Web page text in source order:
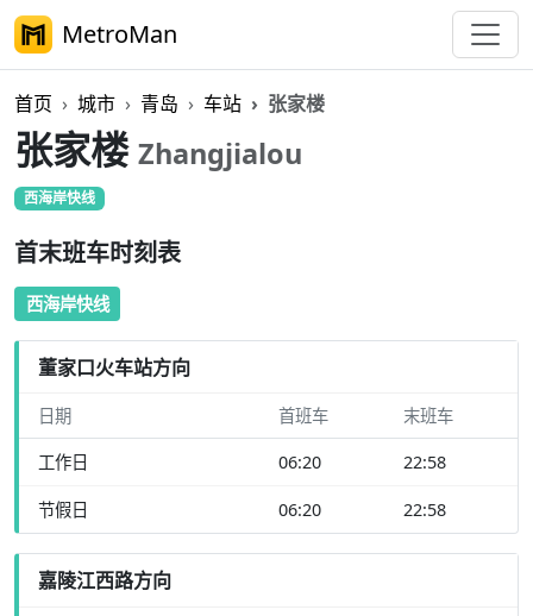
MetroMan
首页 城市 青岛 车站 张家楼
张家楼 Zhangjialou
西海岸快线
首末班车时刻表
西海岸快线
董家口火车站方向
日期 首班车 末班车
工作日 06:20 22:58
节假日 06:20 22:58
嘉陵江西路方向